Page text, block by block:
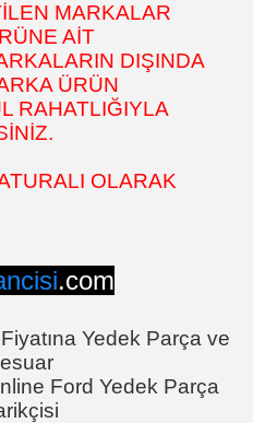
MARKALAR
AİT
DIŞINDA
ÜRÜN
RAHATLIĞIYLA
OLARAK
.com
Yedek Parça ve
Ford Yedek Parça